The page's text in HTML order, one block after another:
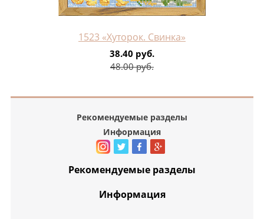
1523 «Хуторок. Свинка»
38.40 руб.
48.00 руб.
Рекомендуемые разделы
Информация
Рекомендуемые разделы
Информация